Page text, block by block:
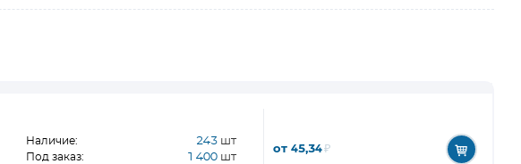
Наличие: 243 шт
Под заказ: 1 400 шт
от 45,34₽